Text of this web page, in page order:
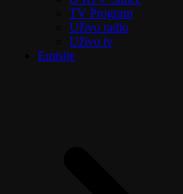
TV Program
Uživo radio
Uživo tv
Emisije